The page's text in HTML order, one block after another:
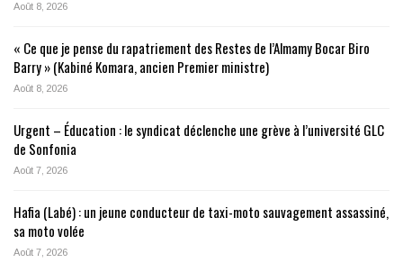
Août 8, 2026
« Ce que je pense du rapatriement des Restes de l’Almamy Bocar Biro
Barry » (Kabiné Komara, ancien Premier ministre)
Août 8, 2026
Urgent – Éducation : le syndicat déclenche une grève à l’université GLC
de Sonfonia
Août 7, 2026
Hafia (Labé) : un jeune conducteur de taxi-moto sauvagement assassiné,
sa moto volée
Août 7, 2026